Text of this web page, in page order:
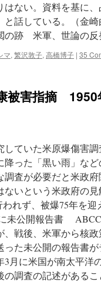
ない。資料を基に
話している。（金
の跡 米軍、世論の反
マ, 繁沢敦子, 高橋博子 | 35
被害指摘
ていた米原爆傷害
降った「黒い雨」な
査が必要だと米政
いという米政府の
れず、被爆75年を
未公開報告書
戦後、米軍から核
た未公開の報告書
月に米国が南太平洋
調査の記述がある